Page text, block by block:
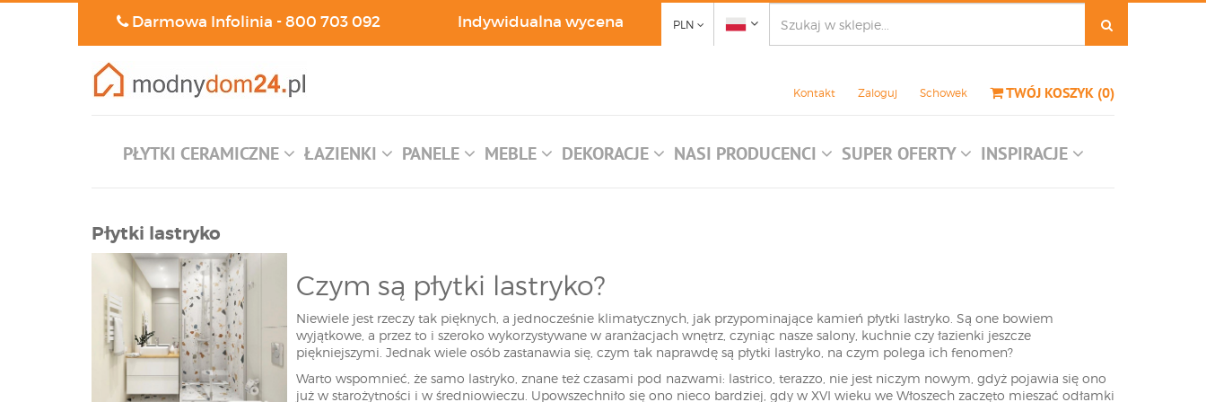
Darmowa Infolinia -800 703 092 Indywidualna wycena PLN
Kontakt Zaloguj Schowek TWÓJ KOSZYK (0)
PŁYTKI CERAMICZNE ŁAZIENKI PANELE MEBLE DEKORACJE NASI PRODUCENCI SUPER OFERTY INSPIRACJE
Płytki lastryko
Czym są płytki lastryko?
Niewiele jest rzeczy tak pięknych, a jednocześnie klimatycznych, jak przypominające kamień płytki lastryko. Są one bowiem
wyjątkowe, a przez to i szeroko wykorzystywane w aranżacjach wnętrz, czyniąc nasze salony, kuchnie czy łazienki jeszcze
piękniejszymi. Jednak wiele osób zastanawia się, czym tak naprawdę są płytki lastryko, na czym polega ich fenomen?
Warto wspomnieć, że samo lastryko, znane też czasami pod nazwami: lastrico, terazzo, nie jest niczym nowym, gdyż pojawia się ono
już w starożytności i w średniowieczu. Upowszechniło się ono nieco bardziej, gdy w XVI wieku we Włoszech zaczęto mieszać odłamki